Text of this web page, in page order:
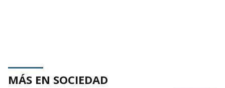
MÁS EN SOCIEDAD